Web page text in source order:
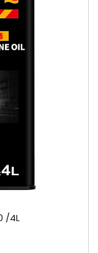
/4L